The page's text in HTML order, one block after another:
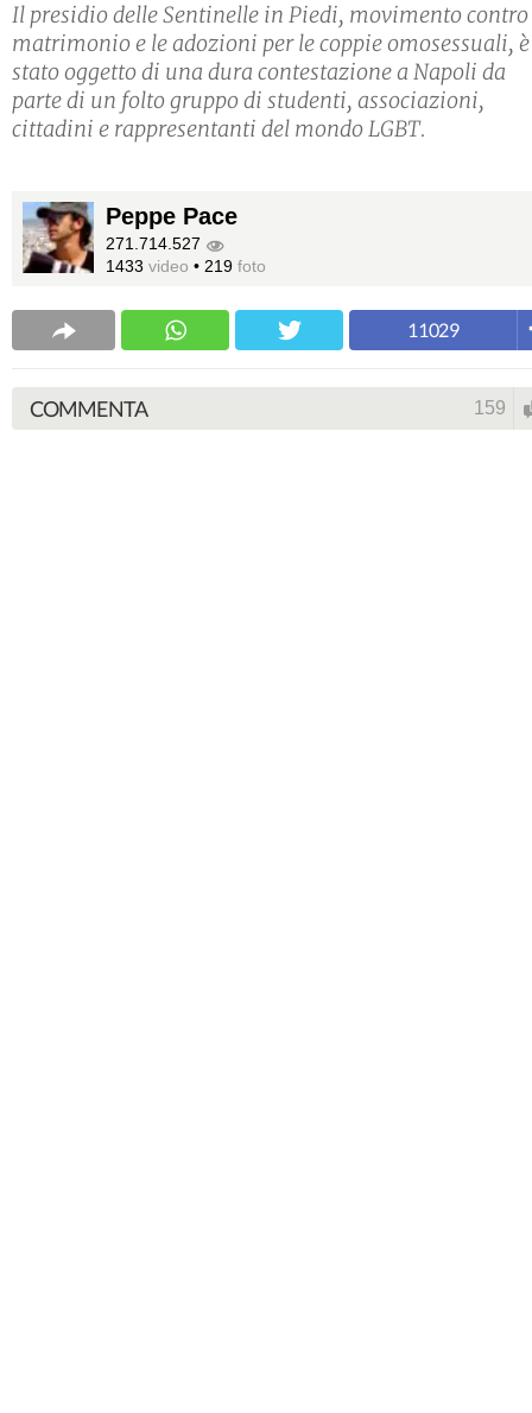
Il presidio delle Sentinelle in Piedi, movimento
matrimonio e le adozioni per le coppie omosessuali, è
stato oggetto di una dura contestazione a Napoli da
parte di un folto gruppo di studenti, associazioni,
cittadini e rappresentanti del mondo LGBT.
Peppe Pace
271.714.527
1433 video • 219 foto
11029
COMMENTA 159